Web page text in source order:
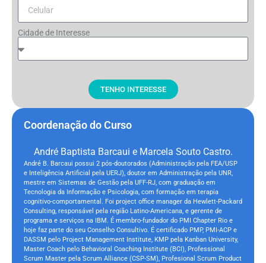
Cidade de Interesse
TENHO INTERESSE
Coordenação do Curso
André Baptista Barcaui e Marcela Souto Castro.
André B. Barcaui possui 2 pós-doutorados (Administração pela FEA/USP
e Inteligência Artificial pela UERJ), doutor em Administração pela UNR,
mestre em Sistemas de Gestão pela UFF-RJ, com graduação em
Tecnologia da Informação e Psicologia, com formação em terapia
cognitivo-comportamental. Foi project office manager da Hewlett-Packard
Consulting, responsável pela região Latino-Americana, e gerente de
programa e serviços na IBM. É membro-fundador do PMI Chapter Rio e
hoje faz parte do seu Conselho Consultivo. É certificado PMP, PMI-ACP e
DASSM pelo Project Management Institute, KMP pela Kanban University,
Master Coach pelo Behavioral Coaching Institute (BCI), Professional
Scrum Master pela Scrum Alliance (CSP-SM), Profesional Scrum Product